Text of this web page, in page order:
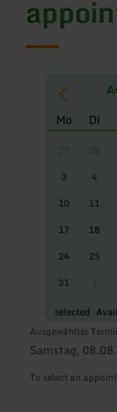
Mo Di
3
4
10
11
17
18
24
25
31
selected
Ausgewählter
Samstag,
To select an